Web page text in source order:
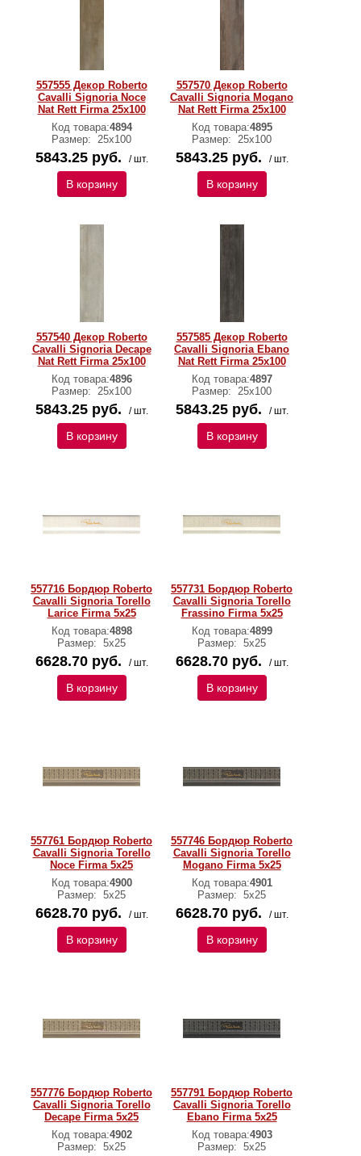
557555 Декор Roberto
Cavalli Signoria Noce
Nat Rett Firma 25x100
Код товара:4894
Размер: 25x100
5843.25 руб. / шт.
В корзину
557570 Декор Roberto
Cavalli Signoria Mogano
Nat Rett Firma 25x100
Код товара:4895
Размер: 25x100
5843.25 руб. / шт.
В корзину
557540 Декор Roberto
Cavalli Signoria Decape
Nat Rett Firma 25x100
Код товара:4896
Размер: 25x100
5843.25 руб. / шт.
В корзину
557585 Декор Roberto
Cavalli Signoria Ebano
Nat Rett Firma 25x100
Код товара:4897
Размер: 25x100
5843.25 руб. / шт.
В корзину
557716 Бордюр Roberto
Cavalli Signoria Torello
Larice Firma 5x25
Код товара:4898
Размер: 5x25
6628.70 руб. / шт.
В корзину
557731 Бордюр Roberto
Cavalli Signoria Torello
Frassino Firma 5x25
Код товара:4899
Размер: 5x25
6628.70 руб. / шт.
В корзину
557761 Бордюр Roberto
Cavalli Signoria Torello
Noce Firma 5x25
Код товара:4900
Размер: 5x25
6628.70 руб. / шт.
В корзину
557746 Бордюр Roberto
Cavalli Signoria Torello
Mogano Firma 5x25
Код товара:4901
Размер: 5x25
6628.70 руб. / шт.
В корзину
557776 Бордюр Roberto
Cavalli Signoria Torello
Decape Firma 5x25
Код товара:4902
Размер: 5x25
557791 Бордюр Roberto
Cavalli Signoria Torello
Ebano Firma 5x25
Код товара:4903
Размер: 5x25